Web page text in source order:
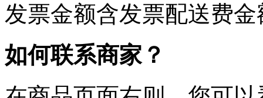
发票金额含发票配送费
如何联系商家？